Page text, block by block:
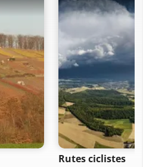
Rutes ciclistes